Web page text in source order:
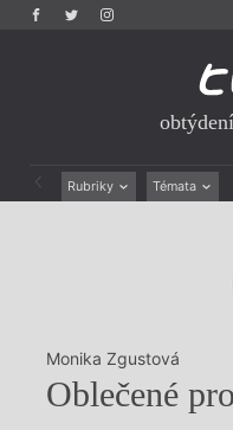
Rubriky Témata
Výroční ceny
Monika Zgustová
Oblečené